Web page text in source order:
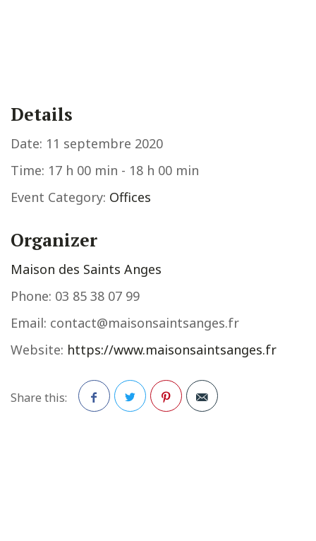
Details
Date: 11 septembre 2020
Time: 17 h 00 min - 18 h 00 min
Event Category: Offices
Organizer
Maison des Saints Anges
Phone: 03 85 38 07 99
Email: contact@maisonsaintsanges.fr
Website: https://www.maisonsaintsanges.fr
Share this: